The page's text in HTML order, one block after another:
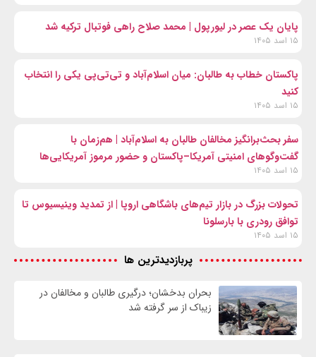
پایان یک عصر در لیورپول | محمد صلاح راهی فوتبال ترکیه شد
۱۵ اسد ۱۴۰۵
پاکستان خطاب به طالبان: میان اسلام‌آباد و تی‌تی‌پی یکی را انتخاب
کنید
۱۵ اسد ۱۴۰۵
سفر بحث‌برانگیز مخالفان طالبان به اسلام‌آباد | هم‌زمان با
گفت‌وگوهای امنیتی آمریکا–پاکستان و حضور مرموز آمریکایی‌ها
۱۵ اسد ۱۴۰۵
تحولات بزرگ در بازار تیم‌های باشگاهی اروپا | از تمدید وینیسیوس تا
توافق رودری با بارسلونا
۱۵ اسد ۱۴۰۵
پربازدیدترین ها
بحران بدخشان؛ درگیری طالبان و مخالفان در
زیباک از سر گرفته شد